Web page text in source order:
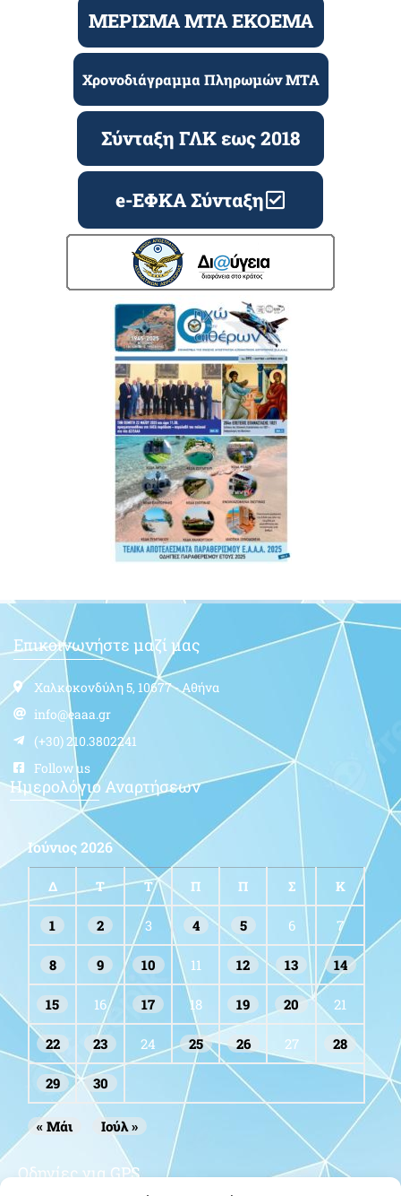
ΜΕΡΙΣΜΑ ΜΤΑ ΕΚΟΕΜΑ
Χρονοδιάγραμμα Πληρωμών ΜΤΑ
Σύνταξη ΓΛΚ εως 2018
e-ΕΦΚΑ Σύνταξη
Επικοινωνήστε μαζί μας
Χαλκοκονδύλη 5, 10677 - Αθήνα
info@eaaa.gr
(+30) 210.3802241
Follow us
Ημερολόγιο Αναρτήσεων
Ιούνιος 2026
Δ Τ Τ Π Π Σ Κ
1 2 3 4 5 6 7
8 9 10 11 12 13 14
15 16 17 18 19 20 21
22 23 24 25 26 27 28
29 30
« Μάι Ιούλ »
Οδηγίες για GPS